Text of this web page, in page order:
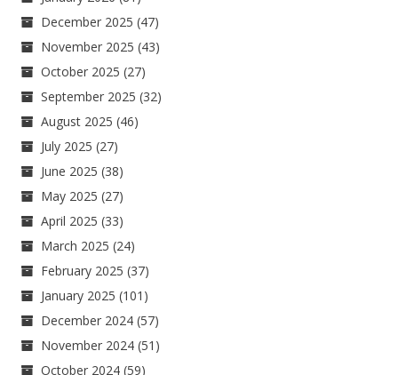
December 2025 (47)
November 2025 (43)
October 2025 (27)
September 2025 (32)
August 2025 (46)
July 2025 (27)
June 2025 (38)
May 2025 (27)
April 2025 (33)
March 2025 (24)
February 2025 (37)
January 2025 (101)
December 2024 (57)
November 2024 (51)
October 2024 (59)